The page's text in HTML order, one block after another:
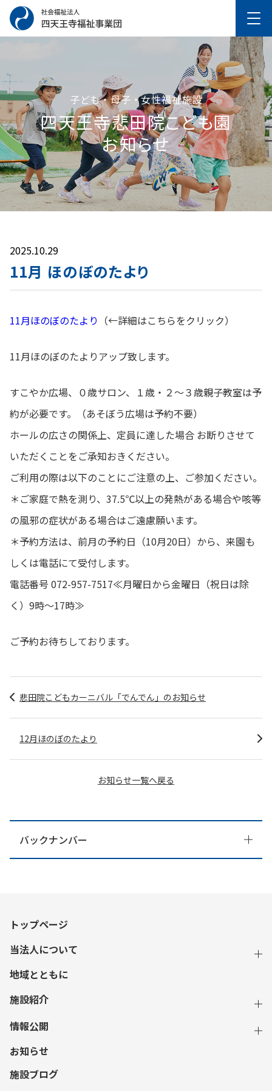
子ども・母子・女性福祉施設
四天王寺悲⽥院こども園
お知らせ
2025.10.29
11月 ほのぼのたより
11月ほのぼのたより （←詳細はこちらをクリック）
11月ほのぼのたよりアップ致します。
すこやか広場、０歳サロン、１歳・２～３歳親子教室は予
約が必要です。（あそぼう広場は予約不要）
ホールの広さの関係上、定員に達した場合 お断りさせて
いただくことをご承知おきください。
ご利用の際は以下のことにご注意の上、ご参加ください。
＊ご家庭で熱を測り、37.5℃以上の発熱がある場合や咳等
の風邪の症状がある場合はご遠慮願います。
＊予約方法は、前月の予約日（10月20日）から、来園も
しくは電話にて受付します。
電話番号 072-957-7517≪月曜日から金曜日（祝日は除
く）9時～17時≫
ご予約お待ちしております。
悲田院こどもカーニバル「でんでん」のお知らせ
お知らせ一覧へ戻る
12月ほのぼのたより
バックナンバー
トップページ
当法人について
地域とともに
施設紹介
情報公開
お知らせ
施設ブログ